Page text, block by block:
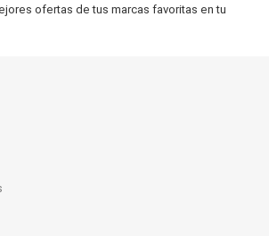
ofertas de tus marcas favoritas en tu